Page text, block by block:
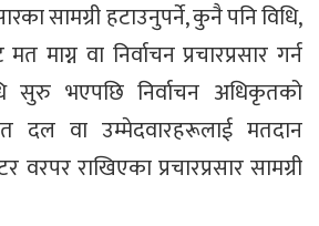
सामग्री हटाउनुपर्ने, कुनै पनि विधि,
माग्न वा निर्वाचन प्रचारप्रसार गर्न
सुरु भएपछि निर्वाचन अधिकृतको
दल वा उम्मेदवारहरूलाई मतदान
वरपर राखिएका प्रचारप्रसार सामग्री